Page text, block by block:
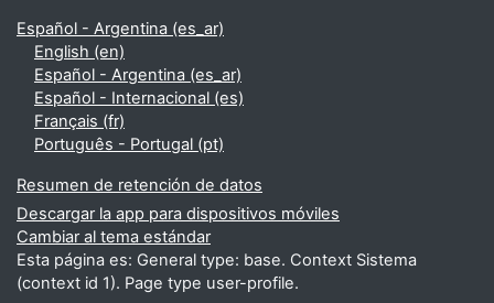
Español - Argentina ‎(es_ar)‎
English ‎(en)‎
Español - Argentina ‎(es_ar)‎
Español - Internacional ‎(es)‎
Français ‎(fr)‎
Português - Portugal ‎(pt)‎
Resumen de retención de datos
Descargar la app para dispositivos móviles
Cambiar al tema estándar
Esta página es: General type: base. Context Sistema
(context id 1). Page type user-profile.